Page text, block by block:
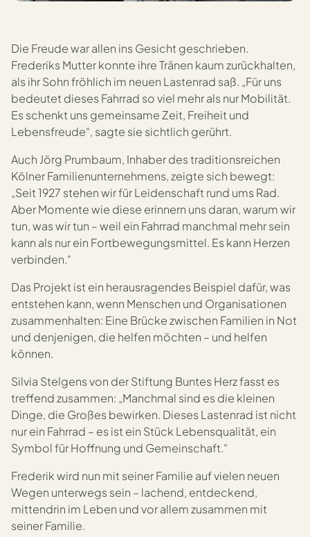
Die Freude war allen ins Gesicht geschrieben.
Frederiks Mutter konnte ihre Tränen kaum zurückhalten,
als ihr Sohn fröhlich im neuen Lastenrad saß. „Für uns
bedeutet dieses Fahrrad so viel mehr als nur Mobilität.
Es schenkt uns gemeinsame Zeit, Freiheit und
Lebensfreude“, sagte sie sichtlich gerührt.
Auch Jörg Prumbaum, Inhaber des traditionsreichen
Kölner Familienunternehmens, zeigte sich bewegt:
„Seit 1927 stehen wir für Leidenschaft rund ums Rad.
Aber Momente wie diese erinnern uns daran, warum wir
tun, was wir tun – weil ein Fahrrad manchmal mehr sein
kann als nur ein Fortbewegungsmittel. Es kann Herzen
verbinden.“
Das Projekt ist ein herausragendes Beispiel dafür, was
entstehen kann, wenn Menschen und Organisationen
zusammenhalten: Eine Brücke zwischen Familien in Not
und denjenigen, die helfen möchten – und helfen
können.
Silvia Stelgens von der Stiftung Buntes Herz fasst es
treffend zusammen: „Manchmal sind es die kleinen
Dinge, die Großes bewirken. Dieses Lastenrad ist nicht
nur ein Fahrrad – es ist ein Stück Lebensqualität, ein
Symbol für Hoffnung und Gemeinschaft.“
Frederik wird nun mit seiner Familie auf vielen neuen
Wegen unterwegs sein – lachend, entdeckend,
mittendrin im Leben und vor allem zusammen mit
seiner Familie.